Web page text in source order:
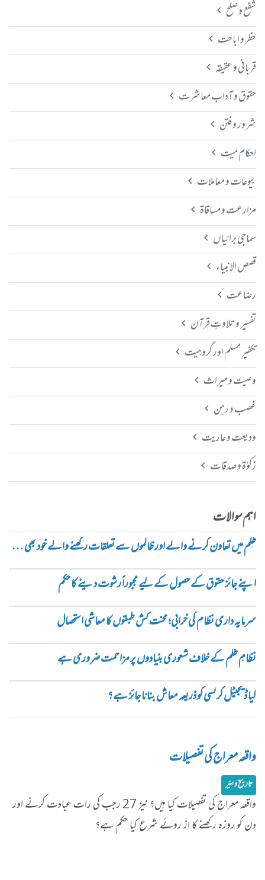
شفع و صلح
حظر و اباحت
قربانی و عقیقہ
حقوق و آداب معاشرت
شرور و فتن
احکامِ میت
بیوعات و معاملات
مزارعت و مساقاۃ
سماجی برائیاں
قصص الانبیاء
رضاعت
تفسیر و تلاوتِ قرآن
تکفیرِ مسلم اور گروہیت
وصیت و میراث
غصب و رہن
ودیعت و عاریت
زکوٰۃ و صدقات
اہم سوالات
ظلم میں تعاون کرنے والے اور ظالموں سے تعلقات رکھنے والے خود بھی ظالم ہیں
اپنے جائز حقوق کے حصول کے لیے مجبوراً رشوت دینے کا حکم
سرمایہ داری نظام کی خرابی؛ محنت کش طبقوں کا معاشی استحصال
نظامِ ظلم کے خلاف شعوری بنیادوں پر مزاحمت ضروری ہے
کیا ڈیجیٹل کرنسی کو ذریعہ معاش بنانا جائز ہے؟
واقعہ معراج کی تفصیلات
تاریخ و سِیَر
واقعہ معراج کی تفصیلات کیا ہیں؟ نیز 27 رجب کی رات عبادت کرنے اور
دن کو روزہ رکھنے کا از روئے شرع کیا حکم ہے؟